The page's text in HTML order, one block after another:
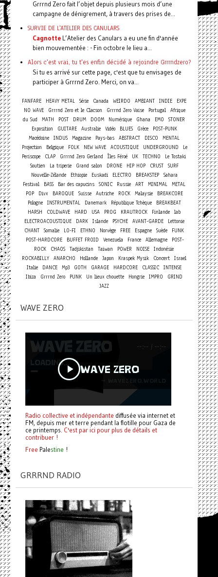
Grrrnd Zero fait l’objet depuis plusieurs mois d’une
campagne de dénigrement, à travers des prises de...
SURVIE DE L'ATELIER DES CANULARS
CagnotteL’Atelier des Canulars a eu une fin d'année
bien mouvementée : - Fin octobre le lieu a...
Alors c'est vrai, tu t'es enfin décidé à rejoindre Grrrndzero?
Si tu es arrivé sur cette page, c'est que tu envisages de
participer à Grrrnd Zero. Merci, on va...
FANFARE HEAVY METAL Série Canada WEIRDO AMBIANT INDIE
EXPE
NO WAVE
Grrrnd Zero et le Clacson Grrrnd Zero Vaise Portugal Afrique
du Sud
MATH POST DRUM DOOM Numérique Ghana EMO
STONER
Exposition
GUITARE Australie Vidéo BLUES Grèce
POST-PUNK
Macédoine INDUS Magazine Pays-bas ABSTRACT DISCO
MENTAL
Projection
Belgique FOLK NEW WAVE ACOUSTIQUE UNDERGROUND
Le
Periscope
CLAP Grrrnd Zero Gerland Îles Féroé UK TECHNO
Le Tostaki
Soutien
La triperie Grand salon DRONE HIP HOP CRUST
SURF
Nouvelle-Zélande
Ethiopie Euskadi ELECTRO BREAKSTEP
Sahara
Festival
BASS Bar des capucins SONIC Russie ART MINIMAL METAL
POP
Divx BAROQUE Suisse Autriche ROCK Malaysie
BREAKCORE
Pologne
INSTRUMENTAL Danemark République Tchèque
BREAKBEAT
HARSH
COLDWAVE HARD USA PROG KRAUTROCK Finlande lab
ELECTROACOUSTIQUE
DARK Islande PSYCHE AVANT-GARDE
Lettonie
CHANT Somalie LO-FI ETHNO Norvège FREE Espagne Suède
FUNK
POST-HARDCORE
BUFFET FROID Venezuela France Allemagne
POST-
ROCK
CHAOS Tadjikistan Taiwan POWER NOISE
Indonésie
ROCKABILLY ANARCHO Hollande Japon Kraspek Mysik Concert Israel
Italie
DANCE Mp3 GOTH GARAGE HARDCORE CLASSIC INTENSE
Ibiza
Grrrnd Zero PUNK Un lieux chouette Hongrie IMPRO
GRIND
JAZZ
WAVE ZERO
Radio collective et indépendante diffusée via internet et
FM, depuis mer et terre pendant la flotille pour Gaza de
ce printemps. C'est par ici pour plus de détails et
contribuer !
Free Palestine !
GRRRND RADIO